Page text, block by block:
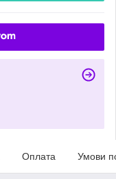
Оплата Умови